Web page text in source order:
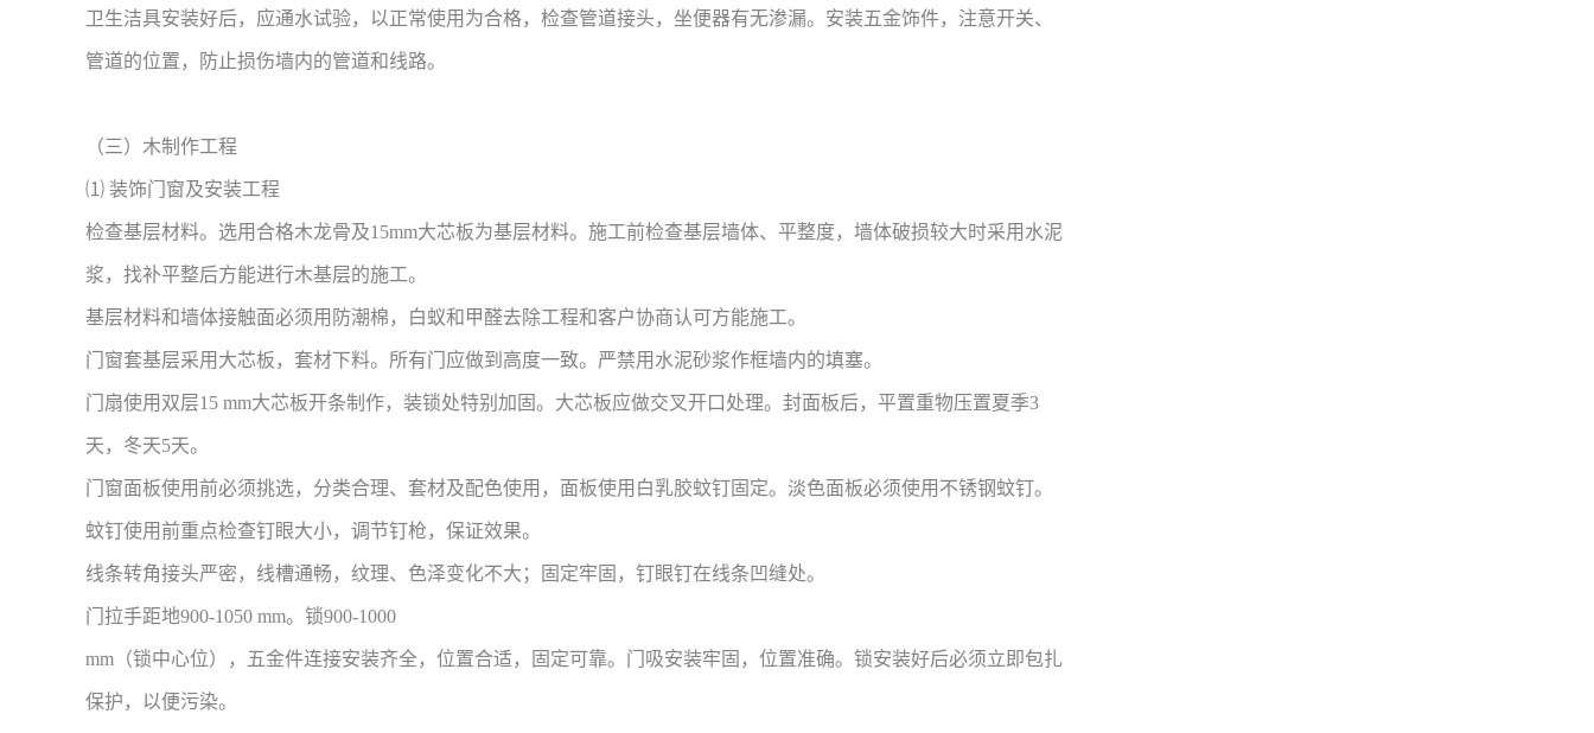
卫生洁具安装好后，应通水试验，以正常使用为合格，检查管道接头，坐便器有无渗漏。安装五金饰件，注意开关、
管道的位置，防止损伤墙内的管道和线路。
（三）木制作工程
⑴ 装饰门窗及安装工程
检查基层材料。选用合格木龙骨及15mm大芯板为基层材料。施工前检查基层墙体、平整度，墙体破损较大时采用水泥
浆，找补平整后方能进行木基层的施工。
基层材料和墙体接触面必须用防潮棉，白蚁和甲醛去除工程和客户协商认可方能施工。
门窗套基层采用大芯板，套材下料。所有门应做到高度一致。严禁用水泥砂浆作框墙内的填塞。
门扇使用双层15 mm大芯板开条制作，装锁处特别加固。大芯板应做交叉开口处理。封面板后，平置重物压置夏季3
天，冬天5天。
门窗面板使用前必须挑选，分类合理、套材及配色使用，面板使用白乳胶蚊钉固定。淡色面板必须使用不锈钢蚊钉。
蚊钉使用前重点检查钉眼大小，调节钉枪，保证效果。
线条转角接头严密，线槽通畅，纹理、色泽变化不大；固定牢固，钉眼钉在线条凹缝处。
门拉手距地900-1050 mm。锁900-1000
mm（锁中心位），五金件连接安装齐全，位置合适，固定可靠。门吸安装牢固，位置准确。锁安装好后必须立即包扎
保护，以便污染。